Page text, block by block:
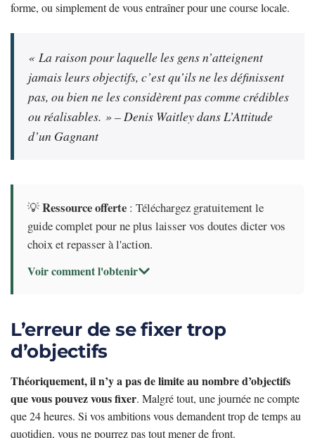
forme, ou simplement de vous entraîner pour une course locale.
« La raison pour laquelle les gens n’atteignent
jamais leurs objectifs, c’est qu’ils ne les définissent
pas, ou bien ne les considèrent pas comme crédibles
ou réalisables. » – Denis Waitley dansL’Attitude
d’un Gagnant
💡Ressource offerte : Téléchargez gratuitement le
guide complet pour ne plus laisser vos doutes dicter vos
choix et repasser à l'action.
Voir comment l'obtenir
L’erreur de se fixer trop
d’objectifs
Théoriquement, il n’y a pas de limite au nombre d’objectifs
que vous pouvez vous fixer. Malgré tout, une journée ne compte
que 24 heures. Si vos ambitions vous demandent trop de temps au
quotidien, vous ne pourrez pas tout mener de front.